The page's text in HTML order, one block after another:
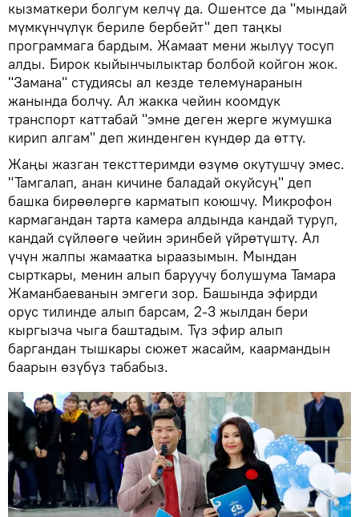
кызматкери болгум келчү да. Ошентсе да "мындай
мүмкүнчүлүк бериле бербейт" деп таңкы
программага бардым. Жамаат мени жылуу тосуп
алды. Бирок кыйынчылыктар болбой койгон жок.
"Замана" студиясы ал кезде телемунаранын
жанында болчу. Ал жакка чейин коомдук
транспорт каттабай "эмне деген жерге жумушка
кирип алгам" деп жинденген күндөр да өттү.
Жаңы жазган тексттеримди өзүмө окутушчу эмес.
"Тамгалап, анан кичине баладай окуйсуң" деп
башка бирөөлөргө карматып коюшчу. Микрофон
кармагандан тарта камера алдында кандай туруп,
кандай сүйлөөгө чейин эринбей үйрөтүштү. Ал
үчүн жалпы жамаатка ыраазымын. Мындан
сырткары, менин алып баруучу болушума Тамара
Жаманбаеванын эмгеги зор. Башында эфирди
орус тилинде алып барсам, 2-3 жылдан бери
кыргызча чыга баштадым. Түз эфир алып
баргандан тышкары сюжет жасайм, каармандын
баарын өзүбүз табабыз.